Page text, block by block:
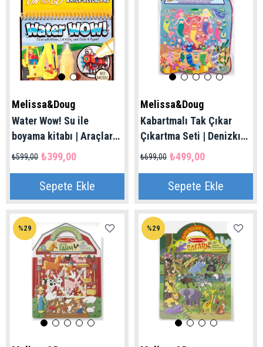
Melissa&Doug
Water Wow! Su ile
boyama kitabı | Araçlar
3+ Yaş ₺399,00
₺599,00
Sepete Ekle
Melissa&Doug
Kabartmalı Tak Çıkar
Çıkartma Seti | Denizkızı
4+ Yaş ₺499,00
₺699,00
Sepete Ekle
%29 %29